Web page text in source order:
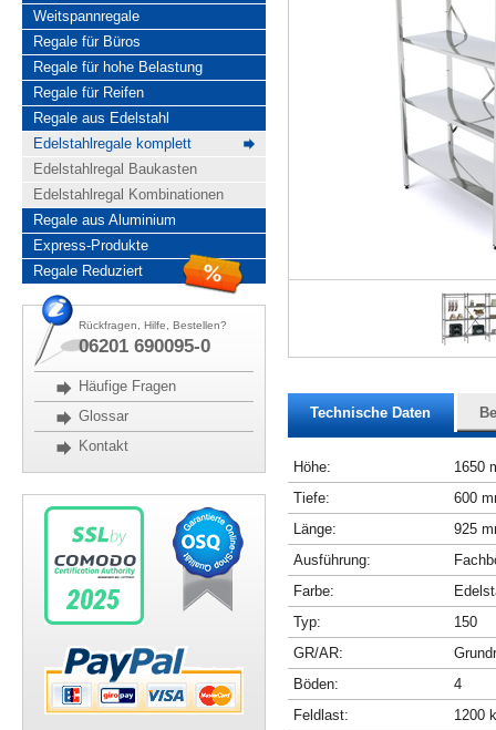
Weitspannregale
Regale für Büros
Regale für hohe Belastung
Regale für Reifen
Regale aus Edelstahl
Edelstahlregale komplett
Edelstahlregal Baukasten
Edelstahlregal Kombinationen
Regale aus Aluminium
Express-Produkte
Regale Reduziert
Rückfragen, Hilfe, Bestellen?
06201 690095-0
Häufige Fragen
Glossar
Kontakt
Technische Daten
Höhe:
1650
Tiefe:
600
Länge:
925
Ausführung:
Farbe:
Typ:
150
GR/AR:
Böden:
4
Feldlast:
1200